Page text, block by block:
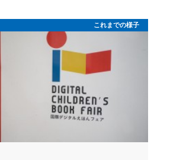
これまでの様子